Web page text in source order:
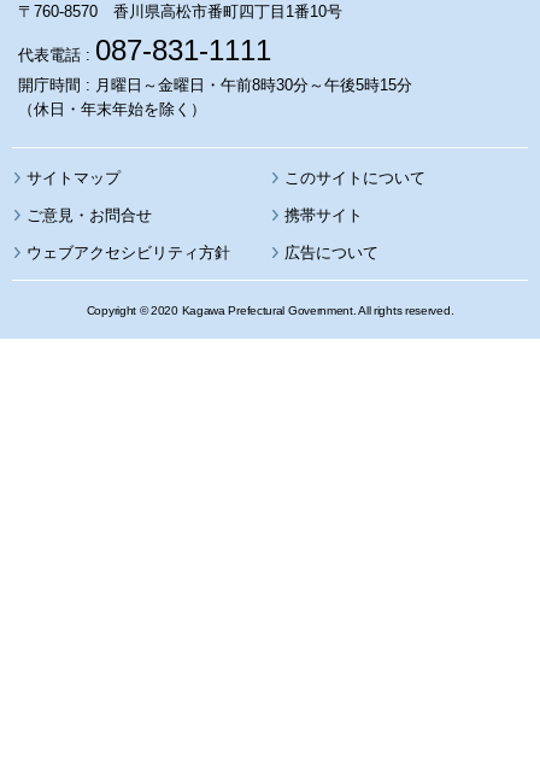
〒760-8570 香川県高松市番町四丁目1番10号
代表電話 : 087-831-1111
開庁時間 : 月曜日～金曜日・午前8時30分～午後5時15分
（休日・年末年始を除く）
サイトマップ このサイトについて
携帯サイト
ウェブアクセシビリティ方針 広告について
Copyright © 2020 Kagawa Prefectural Government. All rights reserved.